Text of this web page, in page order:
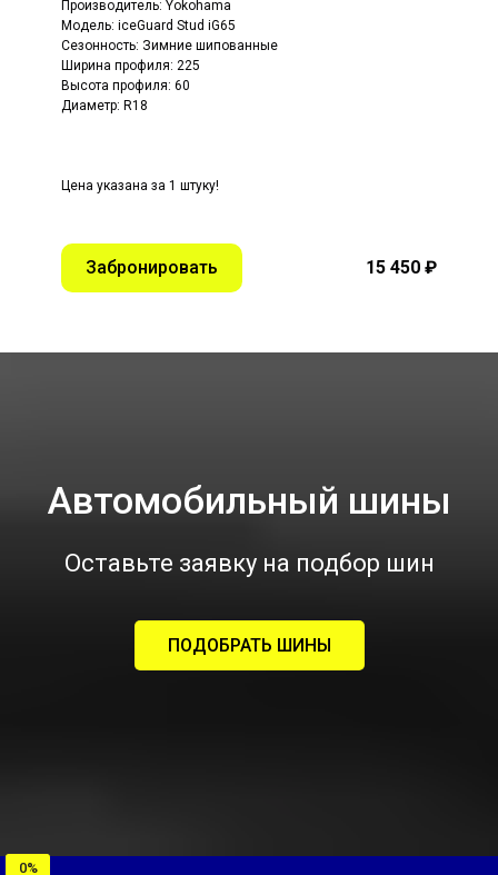
Производитель: Yokohama
Модель: iceGuard Stud iG65
Сезонность: Зимние шипованные
Ширина профиля: 225
Высота профиля: 60
Диаметр: R18
Цена указана за 1 штуку!
Забронировать 15 450 ₽
Автомобильный шины
Оставьте заявку на подбор шин
ПОДОБРАТЬ ШИНЫ